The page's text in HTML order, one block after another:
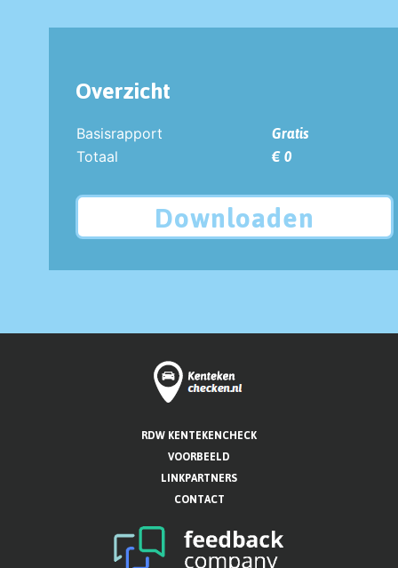
Overzicht
Basisrapport
Gratis
Totaal
€ 0
Downloaden
RDW KENTEKENCHECK
VOORBEELD
LINKPARTNERS
CONTACT